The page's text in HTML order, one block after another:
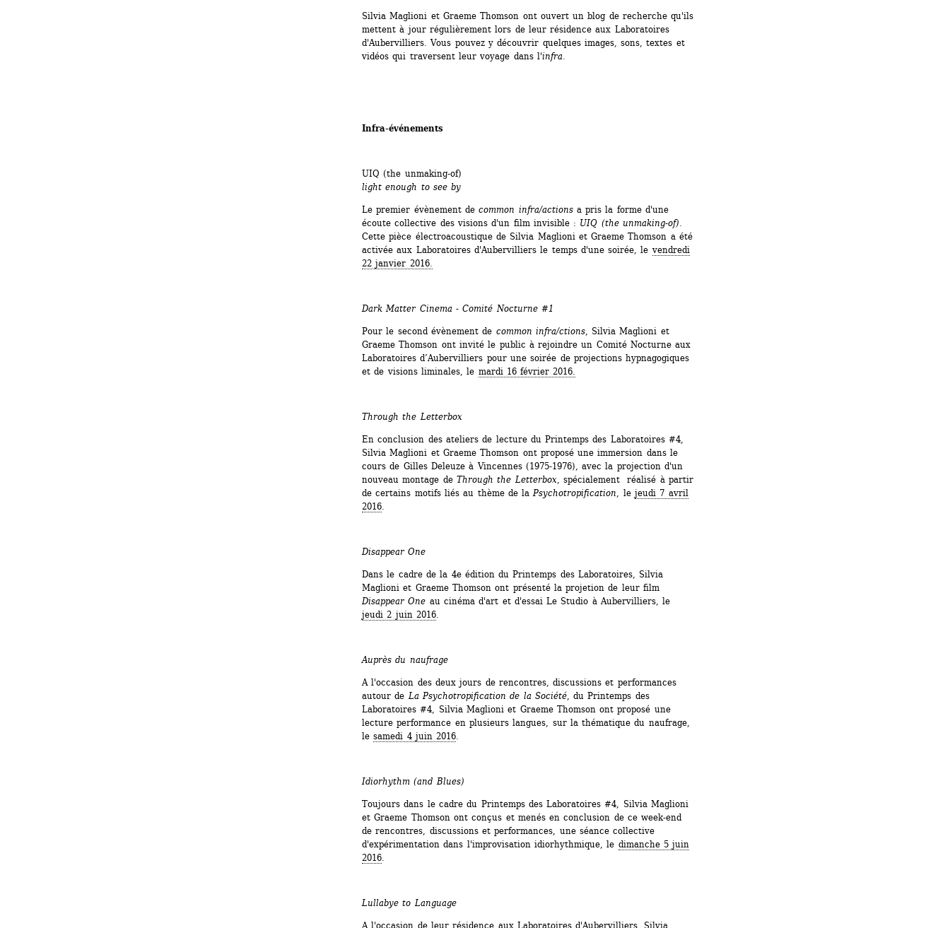
Silvia Maglioni et Graeme Thomson ont ouvert un blog de recherche qu'ils
mettent à jour régulièrement lors de leur résidence aux Laboratoires
d'Aubervilliers. Vous pouvez y découvrir quelques images, sons, textes et
vidéos qui traversent leur voyage dans l'infra.
Infra-événements
UIQ (the unmaking-of)
light enough to see by
Le premier évènement de common infra/actionsa pris la forme d'une
écoute collective des visions d'un film invisible : UIQ (the unmaking-of).
Cette pièce électroacoustique de Silvia Maglioni et Graeme Thomson a été
activée aux Laboratoires d'Aubervilliers le temps d'une soirée, le vendredi
22 janvier 2016.
Dark Matter Cinema - Comité Nocturne #1
Pour le second évènement de common infra/ctions, Silvia Maglioni et
Graeme Thomson ont invité le public à rejoindre un Comité Nocturne aux
Laboratoires d’Aubervilliers pour une soirée de projections hypnagogiques
et de visions liminales, le mardi 16 février 2016.
Through the Letterbox
En conclusion des ateliers de lecture du Printemps des Laboratoires #4,
Silvia Maglioni et Graeme Thomson ont proposé une immersion dans le
cours de Gilles Deleuze à Vincennes (1975-1976), avec la projection d'un
nouveau montage de Through the Letterbox, spécialement réalisé à partir
de certains motifs liés au thème de la Psychotropification, le jeudi 7 avril
2016.
Disappear One
Dans le cadre de la 4e édition du Printemps des Laboratoires, Silvia
Maglioni et Graeme Thomson ont présenté la projetion de leur film
Disappear One au cinéma d'art et d'essai Le Studio à Aubervilliers, le
jeudi 2 juin 2016.
Auprès du naufrage
A l'occasion des deux jours de rencontres, discussions et performances
autour de La Psychotropification de la Société, du Printemps des
Laboratoires #4, Silvia Maglioni et Graeme Thomson ont proposé une
lecture performance en plusieurs langues, sur la thématique du naufrage,
le samedi 4 juin 2016.
Idiorhythm (and Blues)
Toujours dans le cadre du Printemps des Laboratoires #4, Silvia Maglioni
et Graeme Thomson ont conçus et menés en conclusion de ce week-end
de rencontres, discussions et performances, une séance collective
d'expérimentation dans l'improvisation idiorhythmique, le dimanche 5 juin
2016.
Lullabye to Language
A l'occasion de leur résidence aux Laboratoires d'Aubervilliers, Silvia